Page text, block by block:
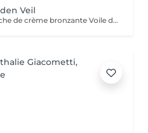
Veil
L'ajout d'une deuxième couche de crème bronzante Voile d'or ajoute de l'intensité tout en prolongeant la longévité de votre traitement initial. Cette étape ne nécessite pas d'exfoliation/gommage mais comprend un magnifique massage des cheveux et du cuir chevelu.